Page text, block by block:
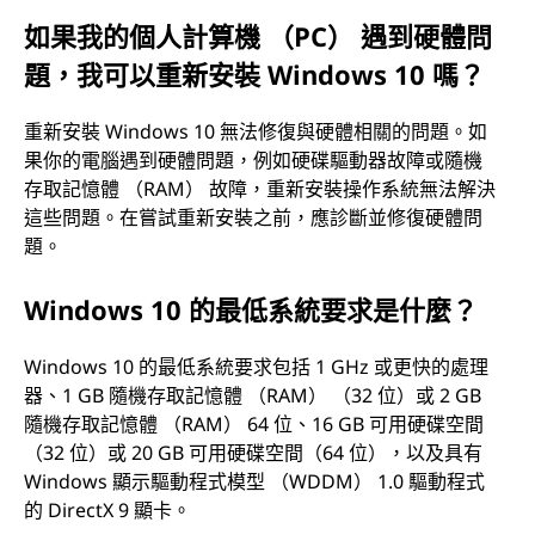
如果我的個人計算機 （PC） 遇到硬體問
題，我可以重新安裝 Windows 10 嗎？
重新安裝 Windows 10 無法修復與硬體相關的問題。如
果你的電腦遇到硬體問題，例如硬碟驅動器故障或隨機
存取記憶體 （RAM） 故障，重新安裝操作系統無法解決
這些問題。在嘗試重新安裝之前，應診斷並修復硬體問
題。
Windows 10 的最低系統要求是什麼？
Windows 10 的最低系統要求包括 1 GHz 或更快的處理
器、1 GB 隨機存取記憶體 （RAM） （32 位）或 2 GB
隨機存取記憶體 （RAM） 64 位、16 GB 可用硬碟空間
（32 位）或 20 GB 可用硬碟空間（64 位），以及具有
Windows 顯示驅動程式模型 （WDDM） 1.0 驅動程式
的 DirectX 9 顯卡。